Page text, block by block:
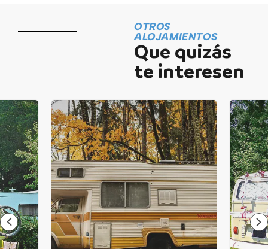
OTROS
ALOJAMIENTOS
Que quizás
te interesen